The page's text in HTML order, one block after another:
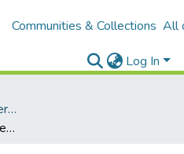
Communities & Collections All
Log In
Mehmet Akif Ersoy University Journal of Education Faculty
An Assessment of the Readability of Science and Technology Textbooks through Differentiated Cloze Tests